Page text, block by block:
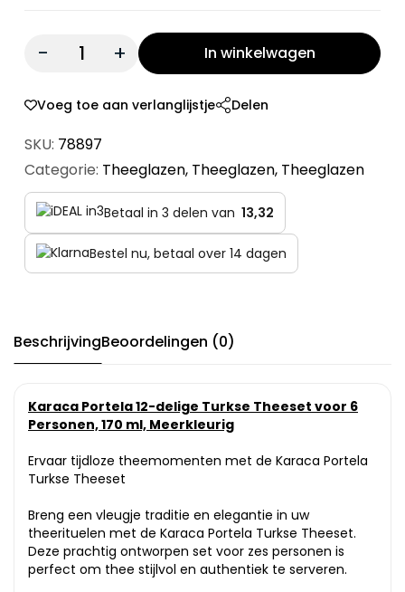
Quantity: In winkelwagen
Voeg toe aan verlanglijstje Delen
SKU: 78897
Categorie: Theeglazen, Theeglazen, Theeglazen
Betaal in 3 delen van 13,32
Bestel nu, betaal over 14 dagen
BeschrijvingBeoordelingen (0)
Karaca Portela 12-delige Turkse Theeset voor 6
Personen, 170 ml, Meerkleurig
Ervaar tijdloze theemomenten met de Karaca Portela
Turkse Theeset
Breng een vleugje traditie en elegantie in uw
theerituelen met de Karaca Portela Turkse Theeset.
Deze prachtig ontworpen set voor zes personen is
perfect om thee stijlvol en authentiek te serveren.